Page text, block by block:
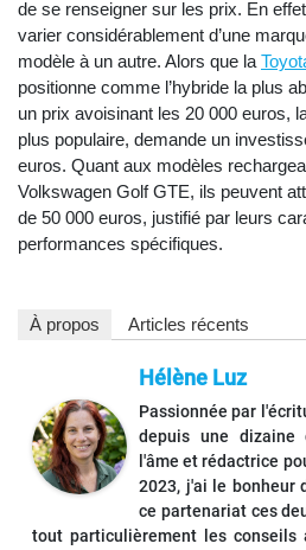
de se renseigner sur les prix. En
varier considérablement d’une
modèle à un autre. Alors que la
positionne comme l’hybride la plus
un prix avoisinant les 20 000 euros,
plus populaire, demande un
euros. Quant aux modèles
Volkswagen Golf GTE, ils peuvent
de 50 000 euros, justifié par leurs
performances spécifiques.
À propos Articles récents
Hélène Luz
Passionnée par
depuis une dizaine
l'âme et rédactrice
2023, j'ai le bonheur
ce partenariat ces
tout particulièrement les